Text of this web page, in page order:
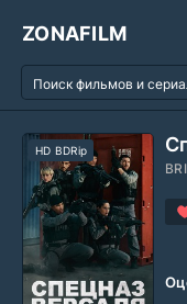
ZONAFILM
BRI
HD BDRip